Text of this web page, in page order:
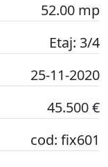
52.00 mp
Etaj: 3/4
25-11-2020
45.500 €
cod: fix601